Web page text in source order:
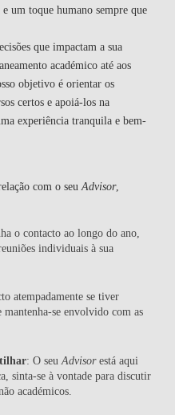
um toque humano sempre que
que impactam a sua
académico até aos
objetivo é orientar os
certos e apoiá-los na
experiência tranquila e bem-
com o seuAdvisor,
o contacto ao longo do ano,
individuais à sua
atempadamente se tiver
se envolvido com as
: O seuAdvisorestá aqui
sinta-se à vontade para discutir
académicos.